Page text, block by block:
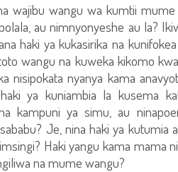
wajibu wangu wa kumtii
au nimnyonyeshe au la?
haki ya kukasirika na
wangu na kuweka kikomo
nisipokata nyanya kama
ya kuniambia la kusema
kampuni ya simu, au
Je, nina haki ya kutumia
Haki yangu kama mama
na mume wangu?